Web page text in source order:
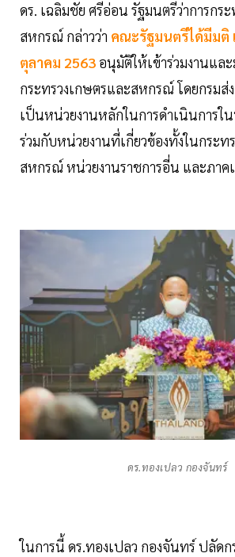
ดร. เฉลิมชัย ศรีอ่อน รัฐมนตรีว่าการกร
สหกรณ์ กล่าวว่า คณะรัฐมนตรีได้มีมติ
ตุลาคม 2563 อนุมัติให้เข้าร่วมงานแล
กระทรวงเกษตรและสหกรณ์ โดยกรมส่
เป็นหน่วยงานหลักในการดำเนินการใ
ร่วมกับหน่วยงานที่เกี่ยวข้องทั้งในกระท
สหกรณ์ หน่วยงานราชการอี่น และภาค
ดร.ทองเปลว กองจันทร์
ในการนี้ ดร.ทองเปลว กองจันทร์ ปลัดก